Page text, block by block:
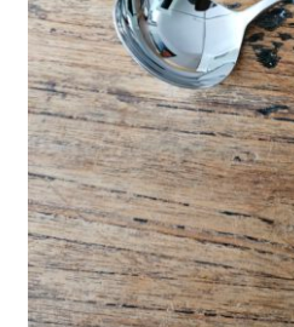
Privacyverklaring
Producten + prijzen
Vacature: Medewerker
Vacature: Parttime
Wie zijn wij